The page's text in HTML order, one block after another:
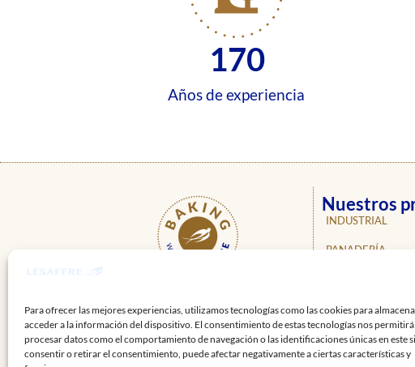
Para ofrecer las mejores experiencias, utilizamos tecnologías como las cookies para
acceder a la información del dispositivo. El consentimiento de estas tecnologías nos permitirá
procesar datos como el comportamiento de navegación o las identificaciones únicas en este
consentir o retirar el consentimiento, puede afectar negativamente a ciertas características y
Años de experiencia
170
Nuestros
INDUSTRIAL
PANADERÍA
NOSOTROS
NOTICIAS